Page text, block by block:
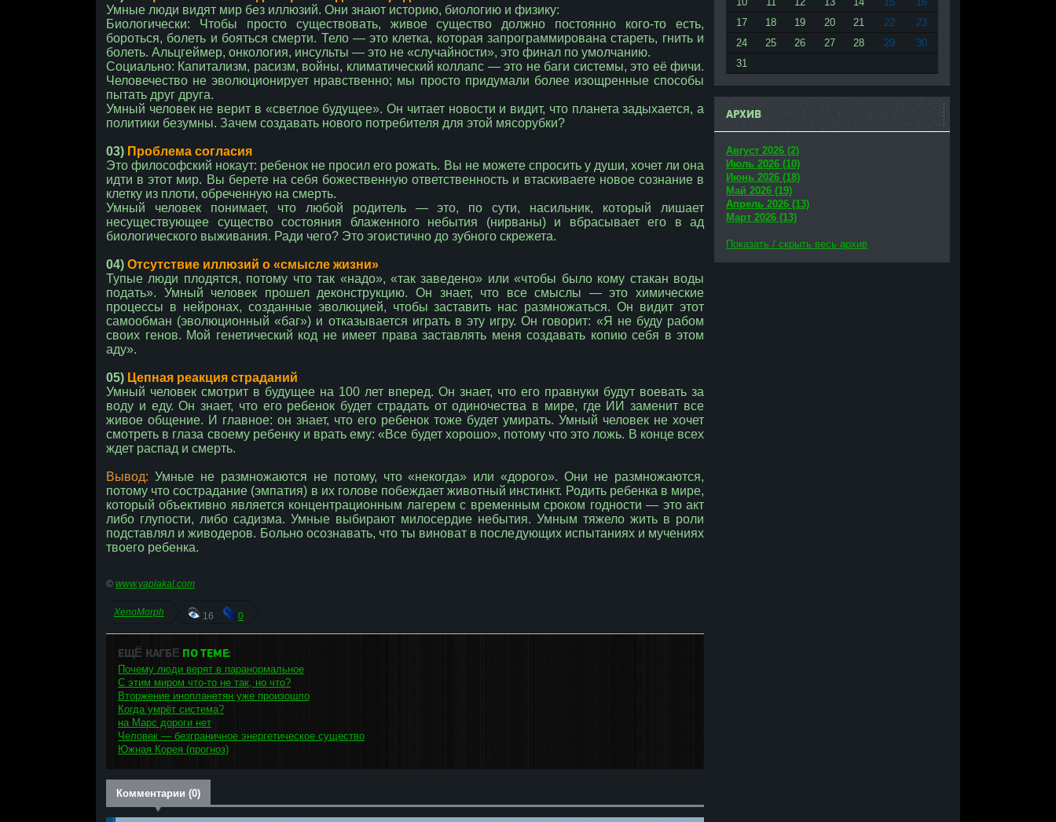
Умные люди видят мир без иллюзий. Они знают историю, биологию и физику:
Биологически: Чтобы просто существовать, живое существо должно постоянно кого-то есть,
бороться, болеть и бояться смерти. Тело — это клетка, которая запрограммирована стареть, гнить и
болеть. Альцгеймер, онкология, инсульты — это не «случайности», это финал по умолчанию.
Социально: Капитализм, расизм, войны, климатический коллапс — это не баги системы, это её фичи.
Человечество не эволюционирует нравственно; мы просто придумали более изощренные способы
пытать друг друга.
Умный человек не верит в «светлое будущее». Он читает новости и видит, что планета задыхается, а
политики безумны. Зачем создавать нового потребителя для этой мясорубки?
03) Проблема согласия
Это философский нокаут: ребенок не просил его рожать. Вы не можете спросить у души, хочет ли она
идти в этот мир. Вы берете на себя божественную ответственность и втаскиваете новое сознание в
клетку из плоти, обреченную на смерть.
Умный человек понимает, что любой родитель — это, по сути, насильник, который лишает
несуществующее существо состояния блаженного небытия (нирваны) и вбрасывает его в ад
биологического выживания. Ради чего? Это эгоистично до зубного скрежета.
04) Отсутствие иллюзий о «смысле жизни»
Тупые люди плодятся, потому что так «надо», «так заведено» или «чтобы было кому стакан воды
подать». Умный человек прошел деконструкцию. Он знает, что все смыслы — это химические
процессы в нейронах, созданные эволюцией, чтобы заставить нас размножаться. Он видит этот
самообман (эволюционный «баг») и отказывается играть в эту игру. Он говорит: «Я не буду рабом
своих генов. Мой генетический код не имеет права заставлять меня создавать копию себя в этом
аду».
05) Цепная реакция страданий
Умный человек смотрит в будущее на 100 лет вперед. Он знает, что его правнуки будут воевать за
воду и еду. Он знает, что его ребенок будет страдать от одиночества в мире, где ИИ заменит все
живое общение. И главное: он знает, что его ребенок тоже будет умирать. Умный человек не хочет
смотреть в глаза своему ребенку и врать ему: «Все будет хорошо», потому что это ложь. В конце всех
ждет распад и смерть.
Вывод: Умные не размножаются не потому, что «некогда» или «дорого». Они не размножаются,
потому что сострадание (эмпатия) в их голове побеждает животный инстинкт. Родить ребенка в мире,
который объективно является концентрационным лагерем с временным сроком годности — это акт
либо глупости, либо садизма. Умные выбирают милосердие небытия. Умным тяжело жить в роли
подставлял и живодеров. Больно осознавать, что ты виноват в последующих испытаниях и мучениях
твоего ребенка.
© www.yaplakal.com
XenoMorph 16 0
ЕЩЁ КАГБΕ ПО ТЕМЕ:
Почему люди верят в паранормальное
С этим миром что-то не так, но что?
Вторжение инопланетян уже произошло
Когда умрёт система?
на Марс дороги нет
Человек — безграничное энергетическое существо
Южная Корея (прогноз)
Комментарии (0)
17
18 19 20 21 22
23
24
25 26 27 28 29
30
31
АРХИВ
Август 2026 (2)
Июль 2026 (10)
Июнь 2026 (18)
Май 2026 (19)
Апрель 2026 (13)
Март 2026 (13)
Показать / скрыть весь архив